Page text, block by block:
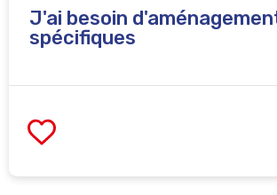
J'ai besoin
spécifiques